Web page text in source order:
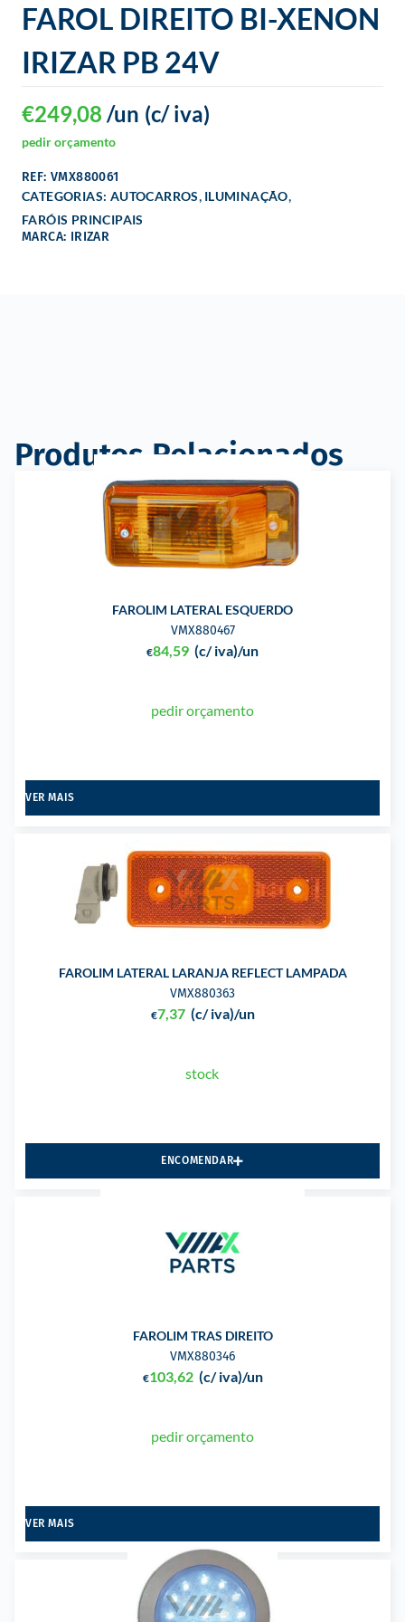
FAROL DIREITO BI-XENON
IRIZAR PB 24V
€249,08 (c/ iva)
/un
pedir orçamento
REF: VMX880061
CATEGORIAS: AUTOCARROS, ILUMINAÇÃO,
FARÓIS PRINCIPAIS
MARCA: IRIZAR
Produtos Relacionados
FAROLIM LATERAL ESQUERDO
VMX880467
€84,59 (c/ iva)/un
pedir orçamento
VER MAIS
FAROLIM LATERAL LARANJA REFLECT LAMPADA
VMX880363
€7,37 (c/ iva)/un
stock
ENCOMENDAR
FAROLIM TRAS DIREITO
VMX880346
€103,62 (c/ iva)/un
pedir orçamento
VER MAIS